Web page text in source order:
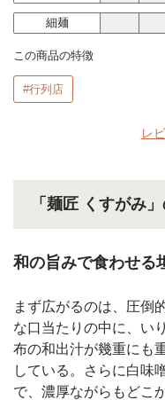
細麺
この商品の特徴
#行列店
レ
「麺匠 くすがみ
和の旨みで食わせる
まず広がるのは、圧倒
な口当たりの中に、い
布の和出汁が幾重にも
している。さらに白味
で、濃厚ながらもどこ